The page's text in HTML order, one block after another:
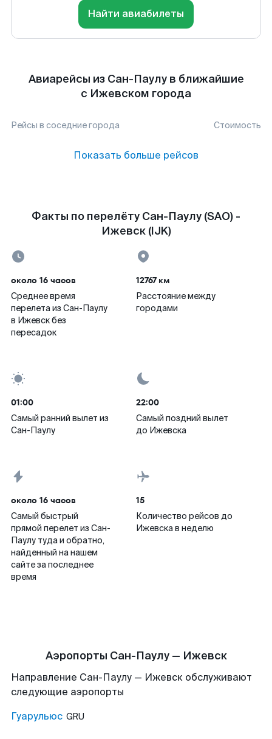
Найти авиабилеты
Авиарейсы из Сан-Паулу в ближайшие
с Ижевском города
Рейсы в соседние города Стоимость
Показать больше рейсов
Факты по перелёту Сан-Паулу (SAO) -
Ижевск (IJK)
около 16 часов
Среднее время
перелета из Сан-Паулу
в Ижевск без
пересадок
12767 км
Расстояние между
городами
01:00
Самый ранний вылет из
Сан-Паулу
22:00
Самый поздний вылет
до Ижевска
около 16 часов
Самый быстрый
прямой перелет из Сан-
Паулу туда и обратно,
найденный на нашем
сайте за последнее
время
15
Количество рейсов до
Ижевска в неделю
Аэропорты Сан-Паулу — Ижевск
Направление Сан-Паулу — Ижевск обслуживают
следующие аэропорты
Гуарульюс GRU